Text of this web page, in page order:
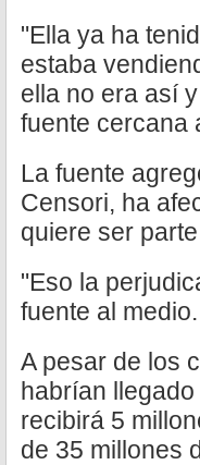
"Ella ya ha
estaba
ella no era así
fuente cercana
La fuente
Censori, ha
quiere ser
"Eso la
fuente al medio.
A pesar de los
habrían
recibirá 5
de 35 millones